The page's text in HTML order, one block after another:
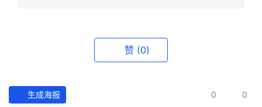
赞 (0)
生成海报 0 0